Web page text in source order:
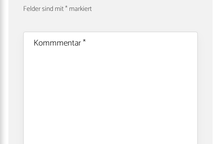
Felder sind mit*markiert